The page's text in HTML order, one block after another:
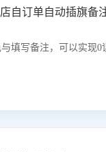
自订单自动插旗备
填写备注，可以实现0